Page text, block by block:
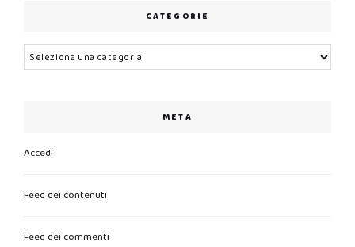
CATEGORIE
Categorie
META
Accedi
Feed dei contenuti
Feed dei commenti